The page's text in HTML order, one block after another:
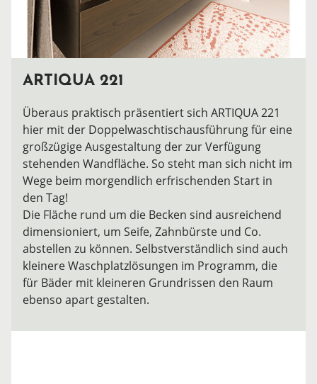
ARTIQUA 221
Überaus praktisch präsentiert sich ARTIQUA 221
hier mit der Doppelwaschtischausführung für eine
großzügige Ausgestaltung der zur Verfügung
stehenden Wandfläche. So steht man sich nicht im
Wege beim morgendlich erfrischenden Start in
den Tag!
Die Fläche rund um die Becken sind ausreichend
dimensioniert, um Seife, Zahnbürste und Co.
abstellen zu können. Selbstverständlich sind auch
kleinere Waschplatzlösungen im Programm, die
für Bäder mit kleineren Grundrissen den Raum
ebenso apart gestalten.